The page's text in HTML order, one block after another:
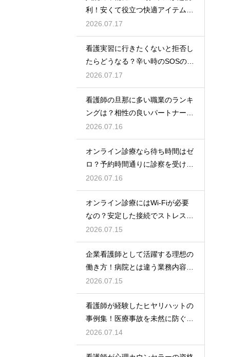
利！安くて役立つ快適アイテムを
紹介
2026.07.17
看護実習に行きたくないと拒否し
たらどうなる？辛い時のSOSの出
し方
2026.07.17
看護師の旦那に多い職業のランキ
ングは？相性の良いパートナーの
条件と傾向
2026.07.16
オンライン診療なら待ち時間はゼ
ロ？予約時間通りに診察を受ける
コツ
2026.07.16
オンライン診療にはWi-Fiが必要
なの？安定した接続でストレスフ
リーに
2026.07.15
企業看護師として活躍する理想の
働き方！病院とは違う業務内容と
やりがい
2026.07.15
看護師が経験したヒヤリハットの
事例集！医療事故を未然に防ぐた
めの対策
2026.07.14